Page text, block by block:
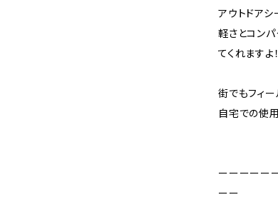
アウトドア
軽さとコン
てくれますよ！
街でもフィ
自宅での使
ーーーーー
ーー